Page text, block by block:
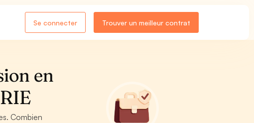
Se connecter Trouver un meilleur contrat
en
Combien